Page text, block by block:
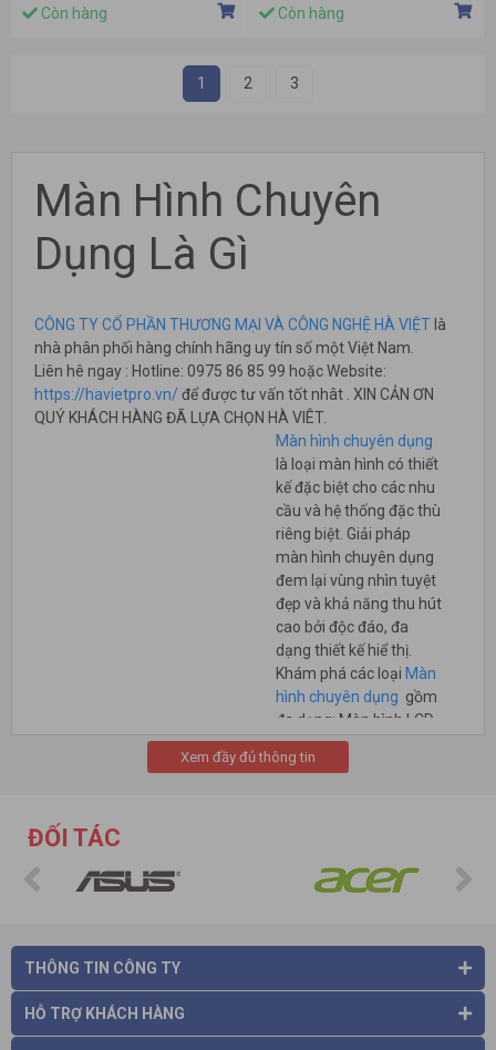
Còn hàng Còn hàng
1 2 3
Màn Hình Chuyên
Dụng Là Gì
CÔNG TY CỔ PHẦN THƯƠNG MẠI VÀ CÔNG NGHỆ HÀ VIỆT là
nhà phân phối hàng chính hãng uy tín số một Việt Nam.
Liên hê ngay : Hotline: 0975 86 85 99 hoặc Website:
https://havietpro.vn/ để được tư vấn tốt nhât . XIN CẢN ƠN
QUÝ KHÁCH HÀNG ĐÃ LỰA CHỌN HÀ VIÊT.
Màn hình chuyên dụng
là loại màn hình có thiết
kế đặc biệt cho các nhu
cầu và hệ thống đặc thù
riêng biệt. Giải pháp
màn hình chuyên dụng
đem lại vùng nhìn tuyệt
đẹp và khả năng thu hút
cao bởi độc đáo, đa
dạng thiết kế hiể thị.
Khám phá các loại Màn
hình chuyên dụng gồm
đa dạng: Màn hình LCD
chuyên dụng, màn hình
OLED chuyên dụng, màn
Màn hình Led chuyên dụng
Xem đầy đủ thông tin
ĐỐI TÁC
THÔNG TIN CÔNG TY
HỖ TRỢ KHÁCH HÀNG